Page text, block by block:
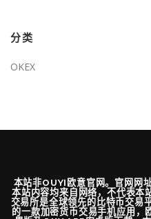
分类
OKEX
本站非OUYI欧意官网。官网网
本站内容均来自网络，不代表本
交易所是全球领先的比特币交易
的一款加密货币交易手机应用，